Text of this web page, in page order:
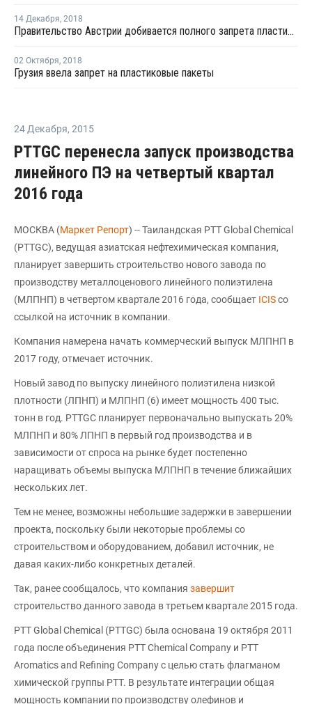
14 Декабря, 2018
Правительство Австрии добивается полного запрета пластиковых пакетов
02 Октября, 2018
Грузия ввела запрет на пластиковые пакеты
24 Декабря, 2015
PTTGC перенесла запуск производства
линейного ПЭ на четвертый квартал
2016 года
МОСКВА (Маркет Репорт) -- Таиландская PTT Global Chemical
(PTTGC), ведущая азиатская нефтехимическая компания,
планирует завершить строительство нового завода по
производству металлоценового линейного полиэтилена
(МЛПНП) в четвертом квартале 2016 года, сообщает ICISсо
ссылкой на источник в компании.
Компания намерена начать коммерческий выпуск МЛПНП в
2017 году, отмечает источник.
Новый завод по выпуску линейного полиэтилена низкой
плотности (ЛПНП) и МЛПНП (6) имеет мощность 400 тыс.
тонн в год. PTTGC планирует первоначально выпускать 20%
МЛПНП и 80% ЛПНП в первый год производства и в
зависимости от спроса на рынке будет постепенно
наращивать объемы выпуска МЛПНП в течение ближайших
нескольких лет.
Тем не менее, возможны небольшие задержки в завершении
проекта, поскольку были некоторые проблемы со
строительством и оборудованием, добавил источник, не
давая каких-либо конкретных деталей.
Так, ранее сообщалось, что компания завершит
строительство данного завода в третьем квартале 2015 года.
PTT Global Chemical (PTTGC) была основана 19 октября 2011
года после объединения PTT Chemical Company и PTT
Aromatics and Refining Company с целью стать флагманом
химической группы PTT. В результате интеграции общая
мощность компании по производству олефинов и